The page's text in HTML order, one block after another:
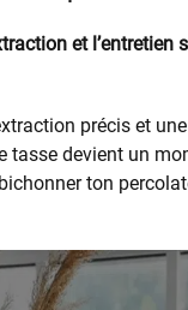
et l’entretien
précis et
tasse devient un
ton